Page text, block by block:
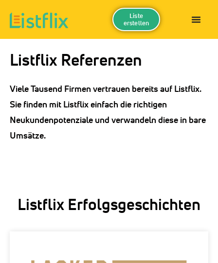
Liste
erstellen
Listflix Referenzen
Viele Tausend Firmen vertrauen bereits auf Listflix.
Sie finden mit Listflix einfach die richtigen
Neukundenpotenziale und verwandeln diese in bare
Umsätze.
Listflix Erfolgsgeschichten